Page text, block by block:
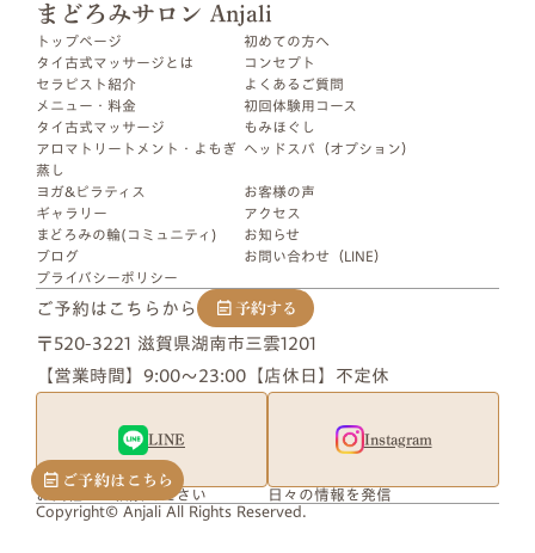
まどろみサロン Anjali
トップページ 初めての​方​へ​
タイ古式マッサージとは コンセプト
セラピスト紹介 よくあるご質問
メニュー・料金 初回体験用コース
タイ古式マッサージ もみほぐし
アロマトリートメント・よもぎ
蒸し
ヘッドスパ（オプション）
ヨガ&ピラティス
お客様の​声
ギャラリー アクセス
まどろみの輪(コミュニティ) お知らせ
ブログ お問い合わせ（LINE）
プライバシーポリシー
ご予約はこちらから 予約する
〒520-3221 滋賀県湖南市三雲1201
【営業時間】9:00〜23:00 【店休日】不定休
LINE
お気軽にご相談ください
Instagram
日々の情報を発信
Copyright© Anjali All Rights Reserved.
ご予約はこちら